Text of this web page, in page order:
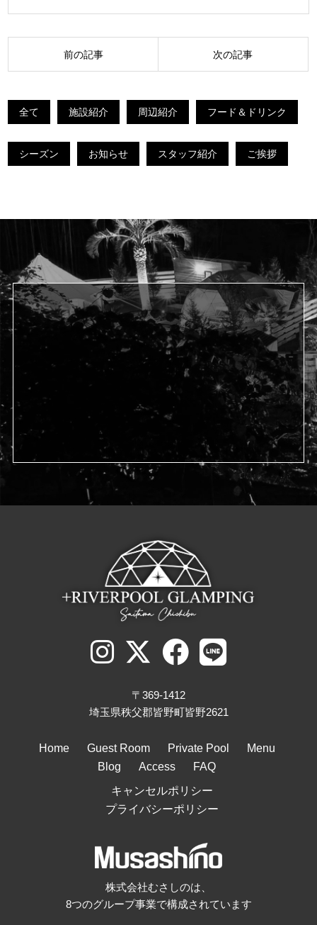
稿
前の記事 次の記事
全て 施設紹介 周辺紹介 フード＆ドリンク
シーズン お知らせ スタッフ紹介 ご挨拶
〒369-1412
埼玉県秩父郡皆野町皆野2621
Home Guest Room Private Pool
Menu
Blog
Access
FAQ
キャンセルポリシー
プライバシーポリシー
株式会社むさしのは、
8つのグループ事業で構成されています